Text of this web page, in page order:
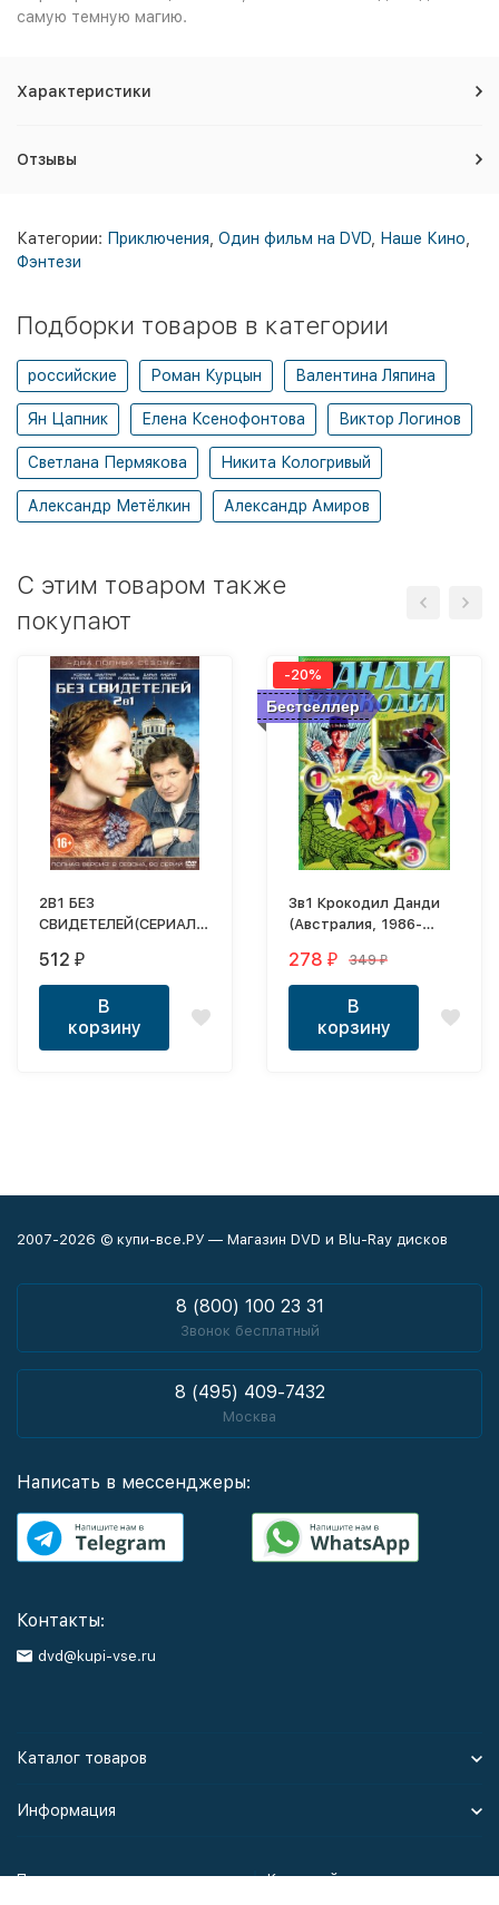
самую темную магию.
Характеристики
Отзывы
Категории: Приключения Один фильм на DVD Наше Кино
Фэнтези
Подборки товаров в категории
российские Роман Курцын Валентина Ляпина
Ян Цапник Елена Ксенофонтова Виктор Логинов
Светлана Пермякова Никита Кологривый
Александр Метёлкин Александр Амиров
C этим товаром также
покупают
2В1 БЕЗ
СВИДЕТЕЛЕЙ(СЕРИАЛ,
ПОЛНАЯ ВЕРСИЯ)
512 ₽
В
корзину
Бестселлер
-20%
3в1 Крокодил Данди
(Австралия, 1986-
278 ₽ 349₽
В
корзину
2007-2026 © купи-все.РУ — Магазин DVD и Blu-Ray дисков
8 (800) 100 23 31
Звонок бесплатный
8 (495) 409-7432
Москва
Написать в мессенджеры:
Контакты:
dvd@kupi-vse.ru
Каталог товаров
Информация
Политика персональных данных Карта сайта